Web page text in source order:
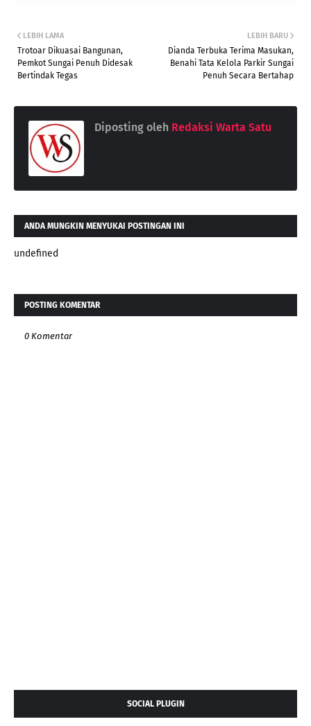
LEBIH BARU
Dianda Terbuka Terima Masukan,
Benahi Tata Kelola Parkir Sungai
Penuh Secara Bertahap
LEBIH LAMA
Trotoar Dikuasai Bangunan,
Pemkot Sungai Penuh Didesak
Bertindak Tegas
Diposting oleh Redaksi Warta Satu
ANDA MUNGKIN MENYUKAI POSTINGAN INI
undefined
POSTING KOMENTAR
0 Komentar
SOCIAL PLUGIN